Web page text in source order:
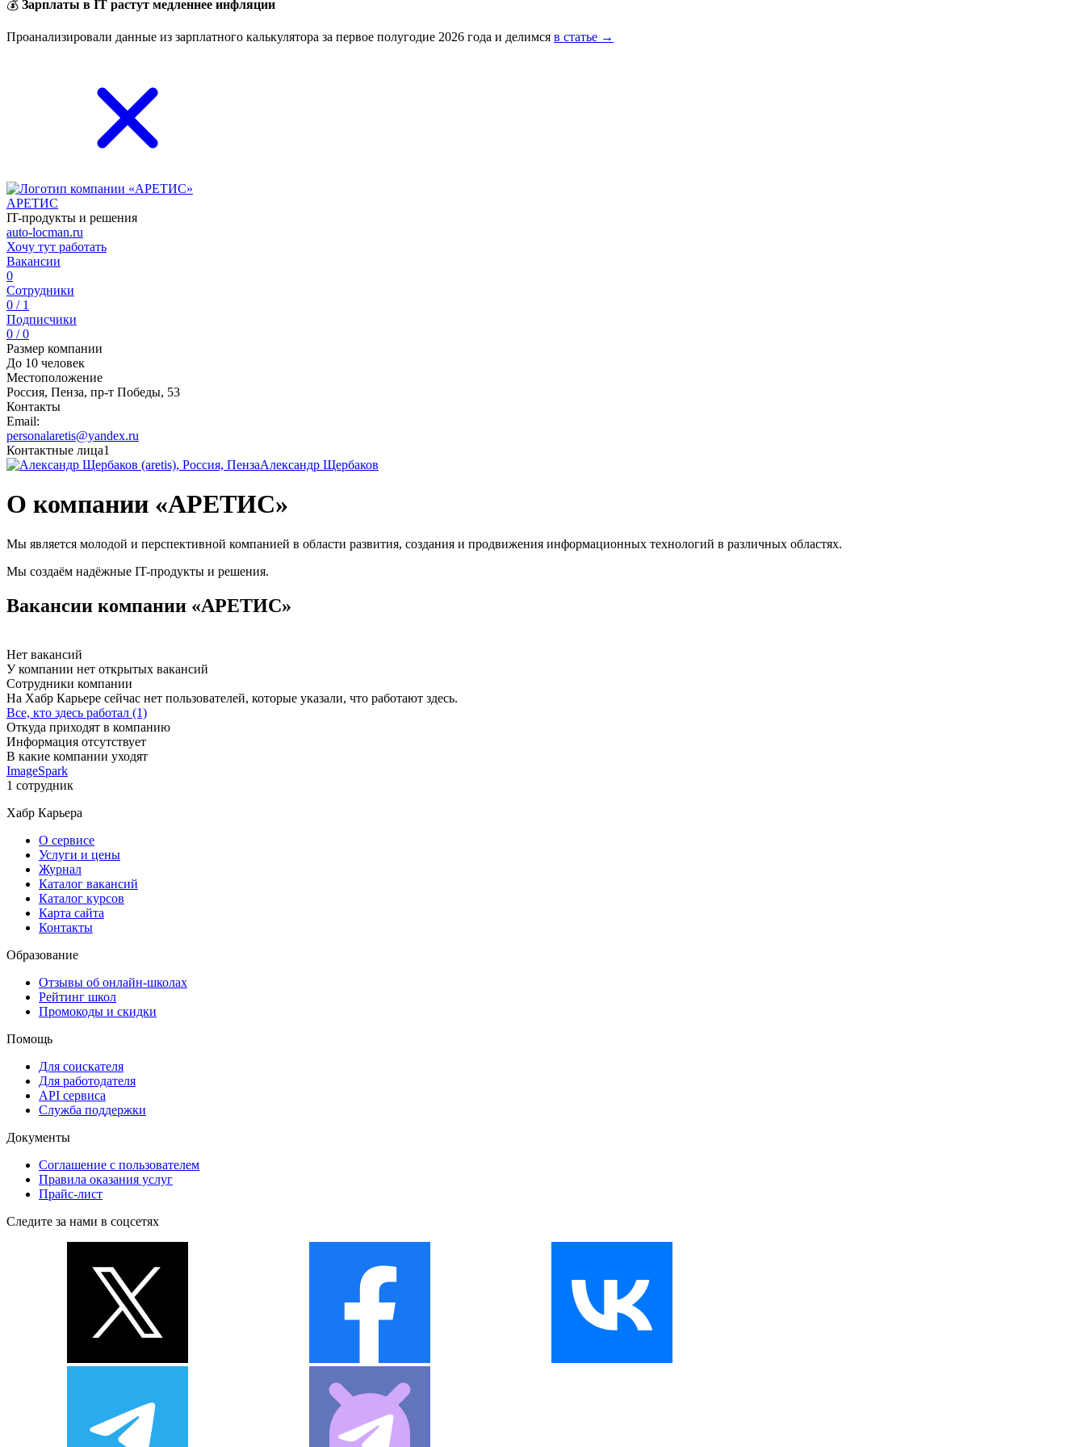
💰 Зарплаты в IT растут медленнее инфляции
Проанализировали данные из зарплатного калькулятора за первое полугодие 2026 года и делимся в статье →
АРЕТИС
IT-продукты и решения
auto-locman.ru
Хочу тут работать
Вакансии
0
Сотрудники
0 / 1
Подписчики
0 / 0
Размер компании
До 10 человек
Местоположение
Россия, Пенза, пр-т Победы, 53
Контакты
Email:
personalaretis@yandex.ru
Контактные лица1
Александр Щербаков
О компании «АРЕТИС»
Мы является молодой и перспективной компанией в области развития, создания и продвижения информационных технологий в различных областях.
Мы создаём надёжные IT-продукты и решения.
Вакансии компании «АРЕТИС»
Нет вакансий
У компании нет открытых вакансий
Сотрудники компании
На Хабр Карьере сейчас нет пользователей, которые указали, что работают здесь.
Все, кто здесь работал (1)
Откуда приходят в компанию
Информация отсутствует
В какие компании уходят
ImageSpark
1 сотрудник
Хабр Карьера
О сервисе
Услуги и цены
Журнал
Каталог вакансий
Каталог курсов
Карта сайта
Контакты
Образование
Отзывы об онлайн-школах
Рейтинг школ
Промокоды и скидки
Помощь
Для соискателя
Для работодателя
API сервиса
Служба поддержки
Документы
Соглашение с пользователем
Правила оказания услуг
Прайс-лист
Следите за нами в соцсетях